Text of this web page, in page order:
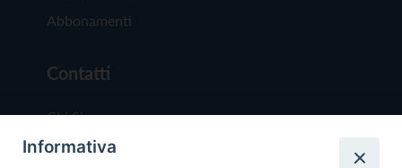
Abbonamenti
Contatti
Chi Siamo
Redazione
Informativa